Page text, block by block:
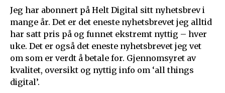
Jeg har abonnert på Helt Digital sitt nyhetsbrev i
mange år. Det er det eneste nyhetsbrevet jeg alltid
har satt pris på og funnet ekstremt nyttig – hver
uke. Det er også det eneste nyhetsbrevet jeg vet
om som er verdt å betale for. Gjennomsyret av
kvalitet, oversikt og nyttig info om ‘all things
digital’.